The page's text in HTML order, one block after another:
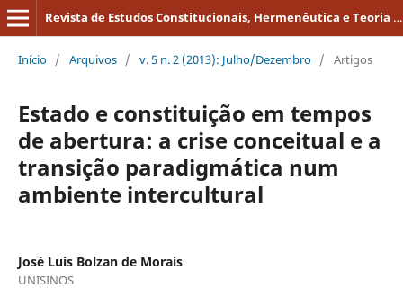
Revista de Estudos Constitucionais, Hermenêutica e Teoria do Direito
Início / Arquivos / v. 5 n. 2 (2013): Julho/Dezembro / Artigos
Estado e constituição em tempos
de abertura: a crise conceitual e a
transição paradigmática num
ambiente intercultural
José Luis Bolzan de Morais
UNISINOS